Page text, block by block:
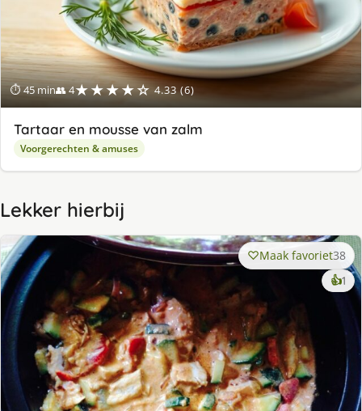
⏱ 45 min👥 4★★★★☆ 4.33 (6)
Tartaar en mousse van zalm
Voorgerechten & amuses
Lekker hierbij
Maak favoriet38
👍1